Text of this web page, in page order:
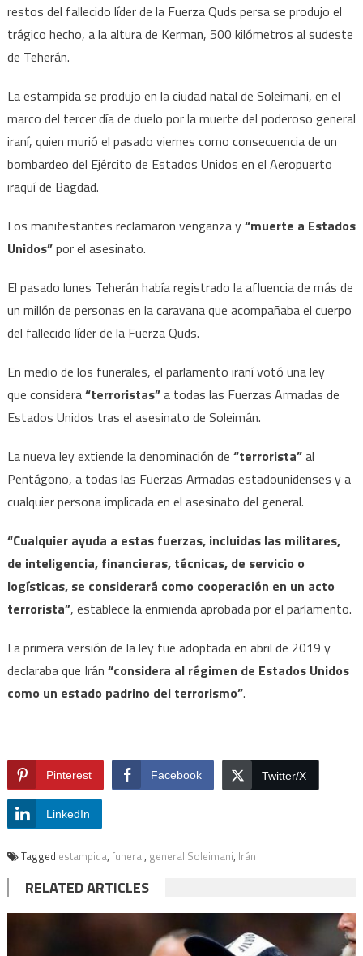
restos del fallecido líder de la Fuerza Quds persa se produjo el
trágico hecho, a la altura de Kerman, 500 kilómetros al sudeste
de Teherán.
La estampida se produjo en la ciudad natal de Soleimani, en el
marco del tercer día de duelo por la muerte del poderoso general
iraní, quien murió el pasado viernes como consecuencia de un
bombardeo del Ejército de Estados Unidos en el Aeropuerto
iraquí de Bagdad.
Los manifestantes reclamaron venganza y“muerte a Estados
Unidos”por el asesinato.
El pasado lunes Teherán había registrado la afluencia de más de
un millón de personas en la caravana que acompañaba el cuerpo
del fallecido líder de la Fuerza Quds.
En medio de los funerales, el parlamento iraní votó una ley
que considera“terroristas”a todas las Fuerzas Armadas de
Estados Unidos tras el asesinato de Soleimán.
La nueva ley extiende la denominación de “terrorista”al
Pentágono, a todas las Fuerzas Armadas estadounidenses y a
cualquier persona implicada en el asesinato del general.
“Cualquier ayuda a estas fuerzas, incluidas las militares,
de inteligencia, financieras, técnicas, de servicio o
logísticas, se considerará como cooperación en un acto
terrorista”, establece la enmienda aprobada por el parlamento.
La primera versión de la ley fue adoptada en abril de 2019 y
declaraba que Irán “considera al régimen de Estados Unidos
como un estado padrino del terrorismo”.
Pinterest Facebook Twitter/X
LinkedIn
Tagged estampida, funeral, general Soleimani, Irán
RELATED ARTICLES